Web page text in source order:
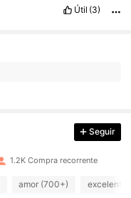
Útil (3)
Seguir
1.2K Compra recorrente
amor (700+) excelente